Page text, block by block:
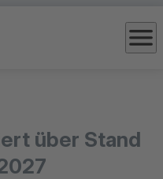
menu
über Stand